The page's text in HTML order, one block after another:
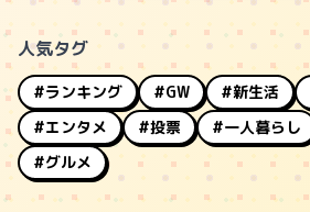
人気タグ
#ランキング #GW #新生活
#エンタメ
#投票 #一人暮らし
#グルメ